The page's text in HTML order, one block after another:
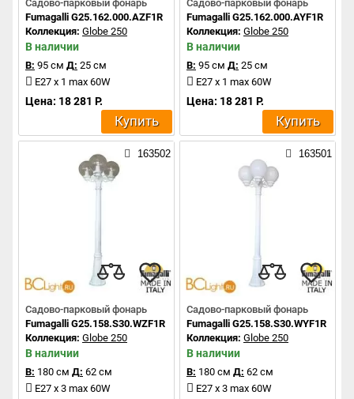
Садово-парковый фонарь
Fumagalli G25.162.000.AZF1R
Коллекция: Globe 250
В наличии
В: 95 см Д: 25 см
E27 x 1 max 60W
Цена: 18 281 Р.
Купить
Садово-парковый фонарь
Fumagalli G25.162.000.AYF1R
Коллекция: Globe 250
В наличии
В: 95 см Д: 25 см
E27 x 1 max 60W
Цена: 18 281 Р.
Купить
163502
Садово-парковый фонарь
Fumagalli G25.158.S30.WZF1R
Коллекция: Globe 250
В наличии
В: 180 см Д: 62 см
E27 x 3 max 60W
163501
Садово-парковый фонарь
Fumagalli G25.158.S30.WYF1R
Коллекция: Globe 250
В наличии
В: 180 см Д: 62 см
E27 x 3 max 60W